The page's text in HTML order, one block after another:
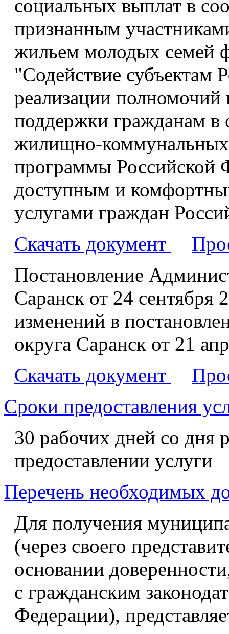
социальных выплат в
признанным
жильем молодых семей
"Содействие субъектам
реализации полномочий
поддержки гражданам в
жилищно-коммунальных
программы Российской
доступным и
услугами граждан
Скачать документ
Постановление
Саранск от 24 сентября
изменений в
округа Саранск от 21
Скачать документ
Сроки предоставления
30 рабочих дней со дня
предоставлении услуги
Перечень необходимых
Для получения
(через своего
основании
с гражданским
Федерации),